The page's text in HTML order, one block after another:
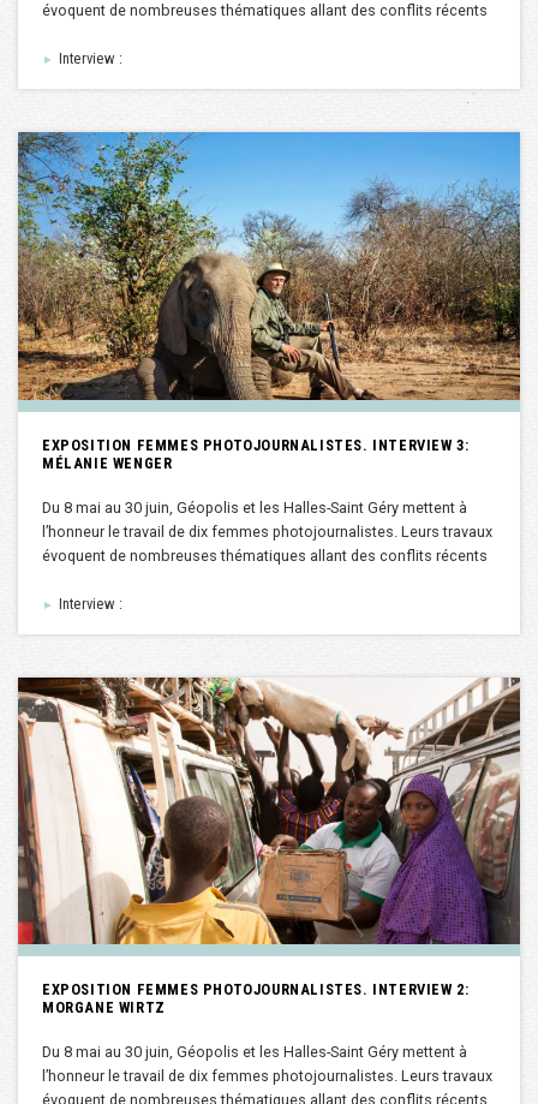
évoquent de nombreuses thématiques allant des conflits récents
► Interview :
EXPOSITION FEMMES PHOTOJOURNALISTES. INTERVIEW 3:
MÉLANIE WENGER
Du 8 mai au 30 juin, Géopolis et les Halles-Saint Géry mettent à
l’honneur le travail de dix femmes photojournalistes. Leurs travaux
évoquent de nombreuses thématiques allant des conflits récents
► Interview :
EXPOSITION FEMMES PHOTOJOURNALISTES. INTERVIEW 2:
MORGANE WIRTZ
Du 8 mai au 30 juin, Géopolis et les Halles-Saint Géry mettent à
l’honneur le travail de dix femmes photojournalistes. Leurs travaux
évoquent de nombreuses thématiques allant des conflits récents